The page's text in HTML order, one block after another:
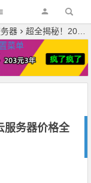
菜单
器 超全揭秘！2026年阿里云高配置云服务器价格全攻略+选购秘籍来啦
服务器价格全